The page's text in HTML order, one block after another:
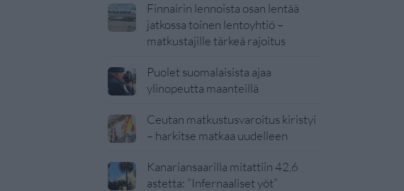
Finnairin lennoista osan lentää
jatkossa toinen lentoyhtiö –
matkustajille tärkeä rajoitus
Puolet suomalaisista ajaa
ylinopeutta maanteillä
Ceutan matkustusvaroitus kiristyi
– harkitse matkaa uudelleen
Kanariansaarilla mitattiin 42,6
astetta: ”Infernaaliset yöt”